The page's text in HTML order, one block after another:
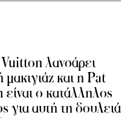
λανσάρει
και η Pat
ο κατάλληλος
για αυτή τη δουλειά